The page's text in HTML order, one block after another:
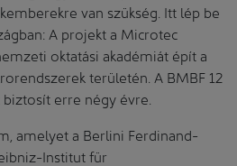
van szükség. Itt lép be
A projekt a Microtec
oktatási akadémiát épít a
területén. A BMBF 12
erre négy évre.
amelyet a Berlini Ferdinand-
Institut für